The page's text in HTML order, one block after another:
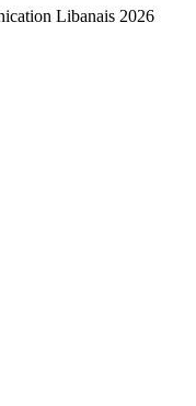
Libanais 2026